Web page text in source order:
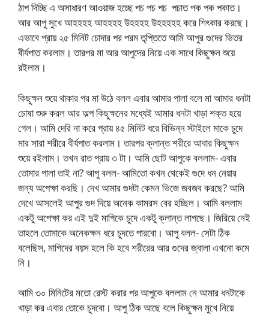
ঠাপ দিচ্ছি এ অসাধারণ আওয়াজ হচ্ছে পচ পচ পচ পচাত পক পক পকাত।
আর আপু সুখে আহহহহ আহহহহ উহহহহ উহহহহহ করে শিৎকার করছে।
এভাবে প্রায় ২৫ মিনিট চোদার পর পরম তৃপ্তিতে আমি আপুর গুদের ভিতর
বীর্যপাত করলাম। তারপর মা আর আপুদের নিয়ে এক সাথে কিছুক্ষন শুয়ে
রইলাম।
কিছুক্ষন শুয়ে থাকার পর মা উঠে বলল এবার আমার পালা বলে মা আমার ধনটা
চোষা শুরু করল আর অল্প কিছুক্ষনের মধ্যেই আমার ধনটা খাড়া শক্ত হয়ে
গেল। আমি দেরি না করে প্রায় ৪৫ মিনিট ধরে বিভিন্ন স্টাইলে মাকে চুদে
মার সারা শরীরে বীর্যপাত করলাম। তারপর ক্লান্ত শরীরে আবার কিছুক্ষন
শুয়ে রইলাম। তখন রাত প্রায় ৩ টা। আমি ছোট আপুকে বললাম- এবার
তোমার পালা তাই না? আপু বলল- আমিতো কখন থেকেই গুদে ধন নেয়ার
জন্য অপেক্ষা করছি। দেখ আমার গুদটা কেমন ভিজে জবজব করছে? আমি
দেখে আসলেই আপুর গুদ দিয়ে অনেক কামরস বের হচ্ছিল। আমি বললাম
একটু অপেক্ষা কর এই দুই মাগিকে চুদে একটু ক্লান্ত লাগছে। জিরিয়ে নেই
তাহলে তোমাকে অনেকক্ষন ধরে চুদতে পারবো। আপু বলল- সেটা ঠিক
বলেছিস, মাগিদের বয়স হলে কি হবে শরীরের আর গুদের জ্বালা এখনো কমে
নি।
আমি ৩০ মিনিটের মতো রেস্ট করার পর আপুকে বললাম নে আমার ধনটাকে
খাড়া কর এবার তোকে চুদবো। আপু ঠিক আছে বলে কিছুক্ষন মুখে নিয়ে